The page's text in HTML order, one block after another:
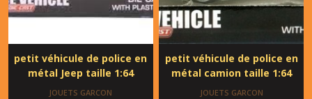
petit véhicule de police en
métal Jeep taille 1:64
JOUETS GARCON
petit véhicule de police en
métal camion taille 1:64
JOUETS GARCON